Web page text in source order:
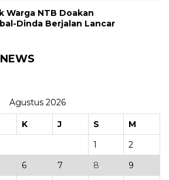
Warga NTB Doakan
Dinda Berjalan Lancar
Agustus 2026
K J S
M
1
2
6 7 8
9